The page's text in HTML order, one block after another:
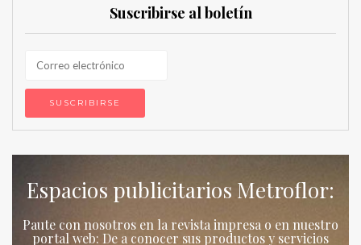
Suscribirse al boletín
Espacios publicitarios Metroflor:
Paute con nosotros en la revista impresa o en nuestro
portal web: De a conocer sus productos y servicios